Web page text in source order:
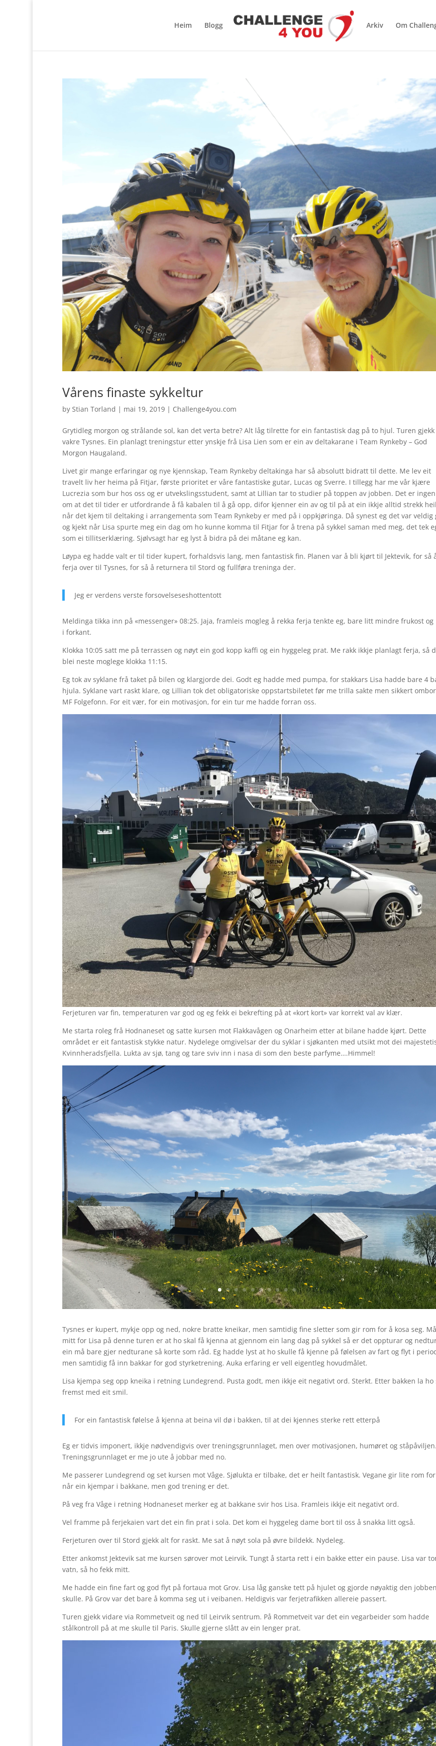
Heim Blogg Arkiv Om
Vårens finaste sykkeltur
by Stian Torland | mai 19, 2019| Challenge4you.com
Grytidleg morgon og strålande sol, kan det verta betre? Alt låg tilrette for ein fantastisk dag på to hjul. Turen
vakre Tysnes. Ein planlagt treningstur etter ynskje frå Lisa Lien som er ein av deltakarane i Team Rynkeby – God
Morgon Haugaland.
Livet gir mange erfaringar og nye kjennskap, Team Rynkeby deltakinga har så absolutt bidratt til dette. Me lev eit
travelt liv her heima på Fitjar, første prioritet er våre fantastiske gutar, Lucas og Sverre. I tillegg har me vår kjære
Lucrezia som bur hos oss og er utvekslingsstudent, samt at Lillian tar to studier på toppen av jobben. Det er
om at det til tider er utfordrande å få kabalen til å gå opp, difor kjenner ein av og til på at ein ikkje alltid strekk
når det kjem til deltaking i arrangementa som Team Rynkeby er med på i oppkjøringa. Då synest eg det var veldig
og kjekt når Lisa spurte meg ein dag om ho kunne komma til Fitjar for å trena på sykkel saman med meg, det tek
som ei tillitserklæring. Sjølvsagt har eg lyst å bidra på dei måtane eg kan.
Løypa eg hadde valt er til tider kupert, forhaldsvis lang, men fantastisk fin. Planen var å bli kjørt til Jektevik, for så
ferja over til Tysnes, for så å returnera til Stord og fullføra treninga der.
Jeg er verdens verste forsovelseseshottentott
Meldinga tikka inn på «messenger» 08:25. Jaja, framleis mogleg å rekka ferja tenkte eg, bare litt mindre frukost og
i forkant.
Klokka 10:05 satt me på terrassen og nøyt ein god kopp kaffi og ein hyggeleg prat. Me rakk ikkje planlagt ferja, så
blei neste moglege klokka 11:15.
Eg tok av syklane frå taket på bilen og klargjorde dei. Godt eg hadde med pumpa, for stakkars Lisa hadde bare 4
hjula. Syklane vart raskt klare, og Lillian tok det obligatoriske oppstartsbiletet før me trilla sakte men sikkert
MF Folgefonn. For eit vær, for ein motivasjon, for ein tur me hadde forran oss.
Ferjeturen var fin, temperaturen var god og eg fekk ei bekrefting på at «kort kort» var korrekt val av klær.
Me starta roleg frå Hodnaneset og satte kursen mot Flakkavågen og Onarheim etter at bilane hadde kjørt. Dette
området er eit fantastisk stykke natur. Nydelege omgivelsar der du syklar i sjøkanten med utsikt mot dei
Kvinnheradsfjella. Lukta av sjø, tang og tare sviv inn i nasa di som den beste parfyme….Himmel!
Tysnes er kupert, mykje opp og ned, nokre bratte kneikar, men samtidig fine sletter som gir rom for å kosa seg.
mitt for Lisa på denne turen er at ho skal få kjenna at gjennom ein lang dag på sykkel så er det oppturar og
ein må bare gjer nedturane så korte som råd. Eg hadde lyst at ho skulle få kjenne på følelsen av fart og flyt i
men samtidig få inn bakkar for god styrketrening. Auka erfaring er vell eigentleg hovudmålet.
Lisa kjempa seg opp kneika i retning Lundegrend. Pusta godt, men ikkje eit negativt ord. Sterkt. Etter bakken la ho
fremst med eit smil.
For ein fantastisk følelse å kjenna at beina vil dø i bakken, til at dei kjennes sterke rett etterpå
Eg er tidvis imponert, ikkje nødvendigvis over treningsgrunnlaget, men over motivasjonen, humøret og
Treningsgrunnlaget er me jo ute å jobbar med no.
Me passerer Lundegrend og set kursen mot Våge. Sjølukta er tilbake, det er heilt fantastisk. Vegane gir lite rom
når ein kjempar i bakkane, men god trening er det.
På veg fra Våge i retning Hodnaneset merker eg at bakkane svir hos Lisa. Framleis ikkje eit negativt ord.
Vel framme på ferjekaien vart det ein fin prat i sola. Det kom ei hyggeleg dame bort til oss å snakka litt også.
Ferjeturen over til Stord gjekk alt for raskt. Me sat å nøyt sola på øvre bildekk. Nydeleg.
Etter ankomst Jektevik sat me kursen sørover mot Leirvik. Tungt å starta rett i ein bakke etter ein pause. Lisa var
vatn, så ho fekk mitt.
Me hadde ein fine fart og god flyt på fortaua mot Grov. Lisa låg ganske tett på hjulet og gjorde nøyaktig den
skulle. På Grov var det bare å komma seg ut i veibanen. Heldigvis var ferjetrafikken allereie passert.
Turen gjekk vidare via Rommetveit og ned til Leirvik sentrum. På Rommetveit var det ein vegarbeider som hadde
stålkontroll på at me skulle til Paris. Skulle gjerne slått av ein lenger prat.